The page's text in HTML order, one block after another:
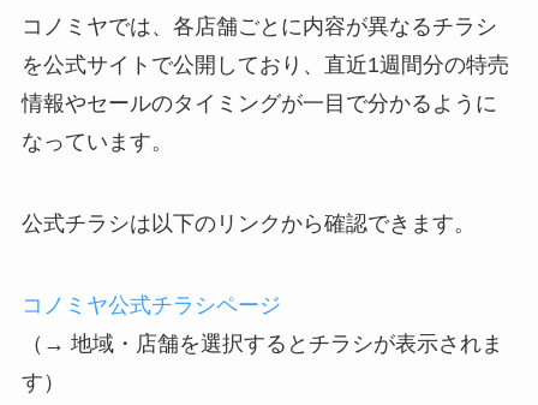
コノミヤでは、各店舗ごとに内容が異なるチラシ
を公式サイトで公開しており、直近1週間分の特売
情報やセールのタイミングが一目で分かるように
なっています。
公式チラシは以下のリンクから確認できます。
コノミヤ公式チラシページ
（→ 地域・店舗を選択するとチラシが表示されま
す）